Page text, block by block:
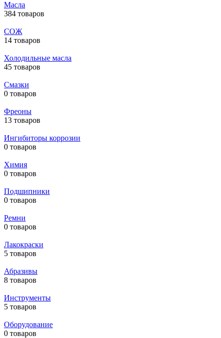
Масла
384 товаров
СОЖ
14 товаров
Холодильные масла
45 товаров
Смазки
0 товаров
Фреоны
13 товаров
Ингибиторы коррозии
0 товаров
Химия
0 товаров
Подшипники
0 товаров
Ремни
0 товаров
Лакокраски
5 товаров
Абразивы
8 товаров
Инструменты
5 товаров
Оборудование
0 товаров